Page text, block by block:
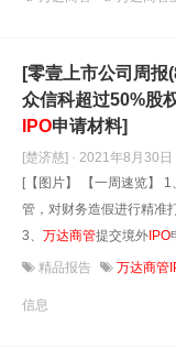
[零壹上市公司周报
众信科超过50%股
IPO申请材料]
[楚济慈] · 2021年8月30日
[【图片】 【一周速览】
管，对财务造假进行精准
3、 万达商管提交境外IPO
精品报告 万达商管
信息